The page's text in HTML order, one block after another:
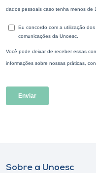
Sobre a Unoesc